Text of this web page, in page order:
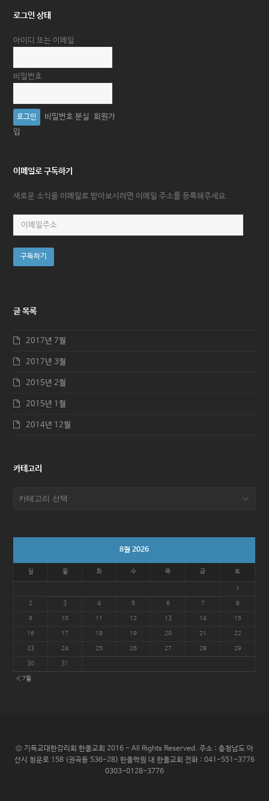
로그인 상태
아이디 또는 이메일
비밀번호
비밀번호 분실
회원가
입
이메일로 구독하기
새로운 소식을 이메일로 받아보시려면 이메일 주소를 등록해주세요.
일
구독하기
글 목록
2017년 7월
2017년 3월
2015년 2월
2015년 1월
2014년 12월
카테고리
8월 2026
일 월 화 수 목 금 토
« 7월
1
2 3 4 5 6 7 8
9 10 11 12 13 14 15
16 17 18 19 20 21 22
23 24 25 26 27 28 29
30 31
© 기독교대한감리회 한올교회 2016 - All Rights Reserved. 주소 : 충청남도 아
산시 청운로 158 (권곡동 536-28) 한올학원 내 한올교회 전화 : 041-551-3776
0303-0128-3776